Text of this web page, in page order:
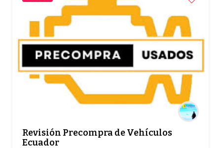
Revisión Precompra de Vehículos
Ecuador